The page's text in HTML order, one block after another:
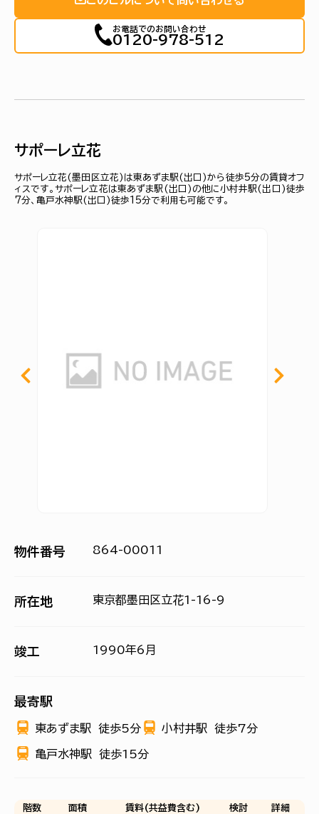
お電話でのお問い合わせ
0120-978-512
サポーレ立花
サポーレ立花(墨田区立花)は東あずま駅(出口)から徒歩5分の賃貸オフ
ィスです。サポーレ立花は東あずま駅(出口)の他に小村井駅(出口)徒歩
7分、亀戸水神駅(出口)徒歩15分で利用も可能です。
物件番号 864-00011
所在地 東京都墨田区立花1-16-9
竣工 1990年6月
最寄駅
東あずま駅 徒歩5分 小村井駅 徒歩7分
亀戸水神駅 徒歩15分
階数 面積 賃料(共益費含む) 検討 詳細